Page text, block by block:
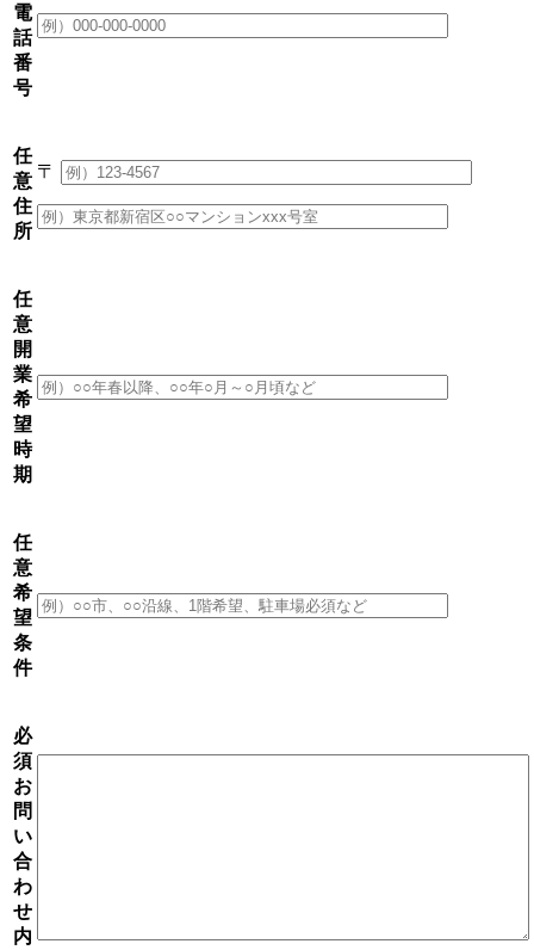
電
話
番
号
任
意
住
所
〒
任
意
開
業
希
望
時
期
任
意
希
望
条
件
必
須
お
問
い
合
わ
せ
内